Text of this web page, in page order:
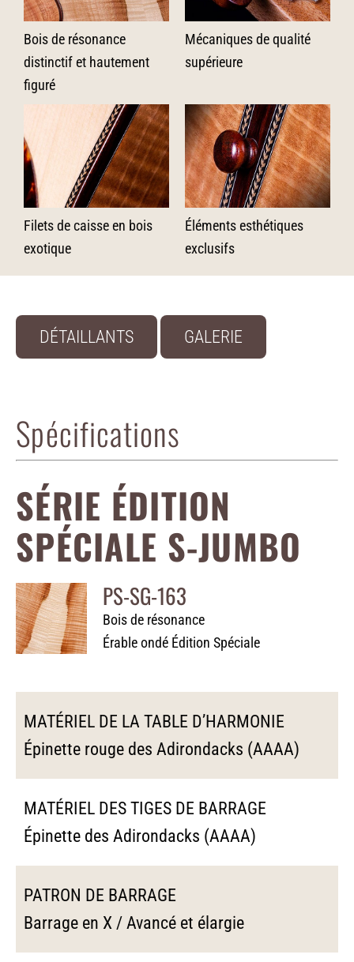
Bois de résonance
distinctif et hautement
figuré
Mécaniques de qualité
supérieure
Filets de caisse en bois
exotique
Éléments esthétiques
exclusifs
DÉTAILLANTS GALERIE
Spécifications
SÉRIE ÉDITION
SPÉCIALE S-JUMBO
PS-SG-163
Bois de résonance
Érable ondé Édition Spéciale
MATÉRIEL DE LA TABLE D’HARMONIE
Épinette rouge des Adirondacks (AAAA)
MATÉRIEL DES TIGES DE BARRAGE
Épinette des Adirondacks (AAAA)
PATRON DE BARRAGE
Barrage en X / Avancé et élargie